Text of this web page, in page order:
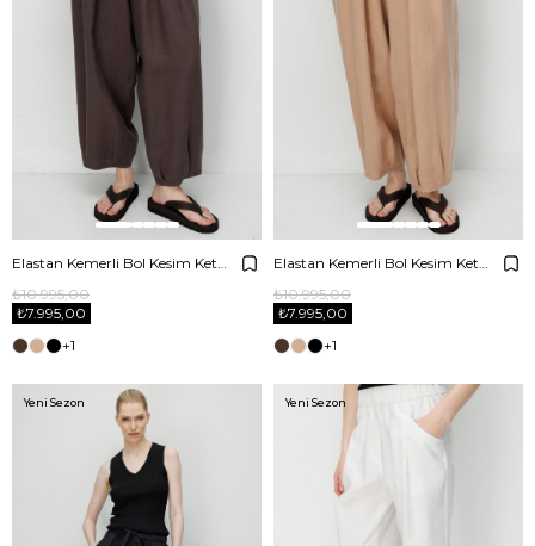
Elastan Kemerli Bol Kesim Keten Pantolon
₺7.995,00
₺10.995,00
+1
Elastan Kemerli Bol Kesim Keten Pantolon
₺7.995,00
₺10.995,00
+1
Yeni Sezon Yeni Sezon